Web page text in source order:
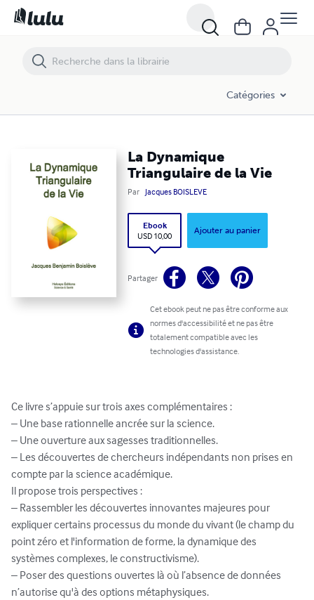
Catégories
La Dynamique
Triangulaire de la Vie
Par Jacques BOISLEVE
Ebook
USD 10,00
Ajouter au panier
Partager
Cet ebook peut ne pas être conforme aux
normes d'accessibilité et ne pas être
totalement compatible avec les
technologies d'assistance.
Ce livre s’appuie sur trois axes complémentaires :
– Une base rationnelle ancrée sur la science.
– Une ouverture aux sagesses traditionnelles.
– Les découvertes de chercheurs indépendants non prises en
compte par la science académique.
Il propose trois perspectives :
– Rassembler les découvertes innovantes majeures pour
expliquer certains processus du monde du vivant (le champ du
point zéro et l'information de forme, la dynamique des
systèmes complexes, le constructivisme).
– Poser des questions ouvertes là où l’absence de données
n’autorise qu'à des options métaphysiques.
La Dynamique Triangulaire de la Vie